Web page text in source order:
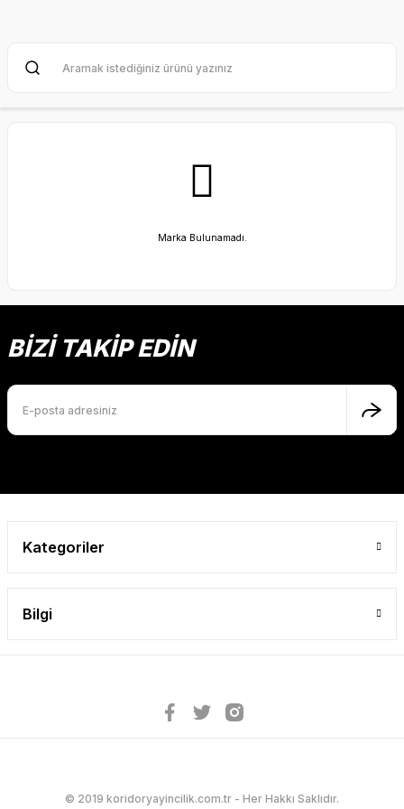
Marka Bulunamadı.
BİZİ TAKİP EDİN
Kategoriler
Bilgi
© 2019 koridoryayincilik.com.tr - Her Hakkı Saklıdır.